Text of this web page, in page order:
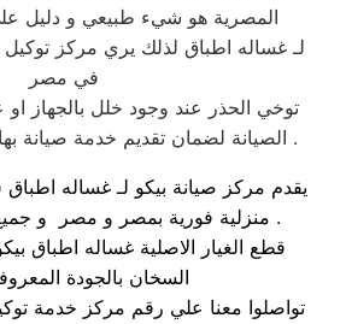
المصرية هو شيء طبيعي و دليل
لـ غساله اطباق لذلك يري مركز توكيل
في مصر
توخي الحذر عند وجود خلل بالجهاز
الصيانة لضمان تقديم خدمة صيانة بها اعلي معايير السلامة .
يقدم مركز صيانة بيكو لـ غساله
منزلية فورية بمصر و مصر و جميع المحافظات .
قطع الغيار الاصلية غساله اطباق
السخان بالجودة
تواصلوا معنا علي رقم مركز خدمة